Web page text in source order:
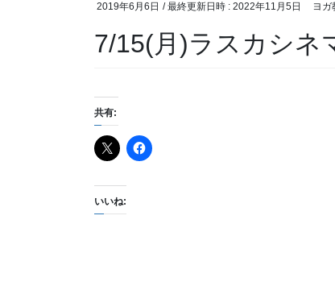
2019年6月6日 / 最終更新日時 : 2022年11月5日 ヨガ
7/15(月)ラスカシネ
共有:
いいね: